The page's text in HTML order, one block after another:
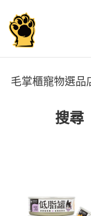
毛掌櫃寵物選品店
毛掌櫃寵物選品
搜尋